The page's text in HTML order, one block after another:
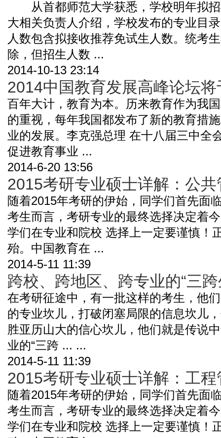
从首都师范大学获悉，学校明年拟
大相关负责人介绍，学校发布的专业目
人数包含拟接收推荐免试生人数。统考
除，但招生人数 ...
2014-10-13 23:14
2014中国教育发展高峰论坛
百年大计，教育为本。历来教育作为我
的重视，每年我国都发布了新的教育措
业的发展。李克强总理 在十八届三中全
促进教育事业 ...
2014-6-20 13:56
2015考研专业硕士详解：公
随着2015年考研的伊始，同学们首先面
考生而言，考研专业的最终选择决定着
学们在专业和院校 选择上一定要谨慎！
殆。中国教育在 ...
2014-5-11 11:39
跨校、跨地区、跨专业的“三跨
在考研征途中，有一批这样的考生，他
的专业坎儿，打破闭塞局限的信息坎儿
胜亚历山大的信心坎儿，他们就是传说
业的“三跨 ... ...
2014-5-11 11:39
2015考研专业硕士详解：工
随着2015年考研的伊始，同学们首先面
考生而言，考研专业的最终选择决定着
学们在专业和院校 选择上一定要谨慎！